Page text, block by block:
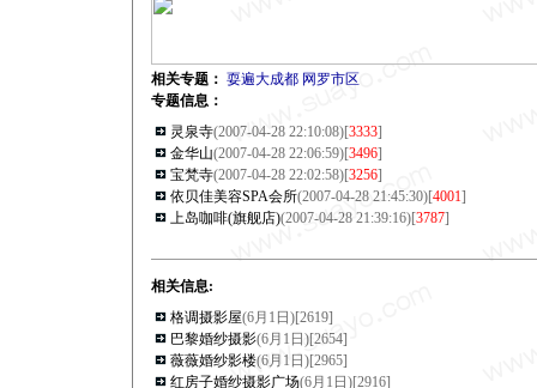
相关专题： 耍遍大成都 网罗市区
专题信息：
灵泉寺(2007-04-28 22:10:08)[3333]
金华山(2007-04-28 22:06:59)[3496]
宝梵寺(2007-04-28 22:02:58)[3256]
依贝佳美容SPA会所(2007-04-28 21:45:30)[4001]
上岛咖啡(旗舰店)(2007-04-28 21:39:16)[3787]
相关信息:
格调摄影屋(6月1日)[2619]
巴黎婚纱摄影(6月1日)[2654]
薇薇婚纱影楼(6月1日)[2965]
红房子婚纱摄影广场(6月1日)[2916]